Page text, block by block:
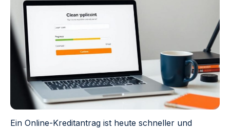
Ein Online-Kreditantrag ist heute schneller und